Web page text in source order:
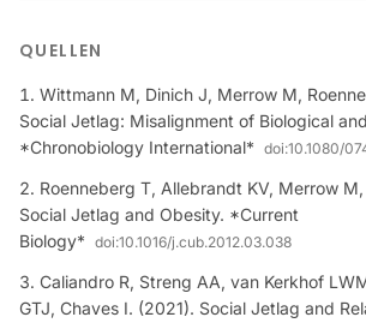
QUELLEN
Wittmann M, Dinich J, Merrow M,
Social Jetlag: Misalignment of Biological
*Chronobiology International* doi:10.1080/
Roenneberg T, Allebrandt KV, Merrow
Social Jetlag and Obesity. *Current
Biology* doi:10.1016/j.cub.2012.03.038
Caliandro R, Streng AA, van Kerkhof
GTJ, Chaves I. (2021). Social Jetlag and